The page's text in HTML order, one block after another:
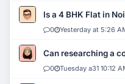
Is a 4 BHK Flat in
0 Yesterday at 5:26
Can researching a
0 Tuesday a31 10:12